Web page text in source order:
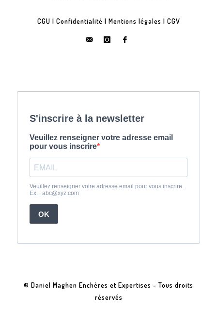
CGU | Confidentialité | Mentions légales | CGV
© Daniel Maghen Enchères et Expertises - Tous droits
réservés